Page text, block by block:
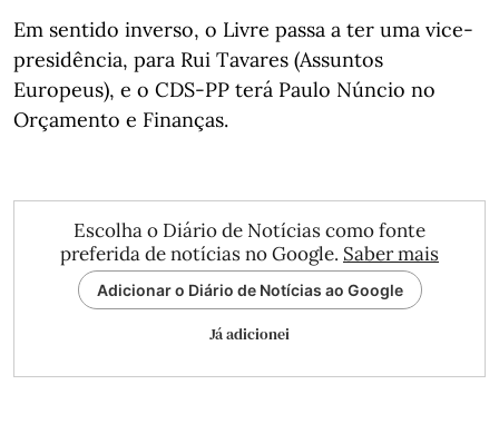
Em sentido inverso, o Livre passa a ter uma vice-
presidência, para Rui Tavares (Assuntos
Europeus), e o CDS-PP terá Paulo Núncio no
Orçamento e Finanças.
Escolha o Diário de Notícias como fonte
preferida de notícias no Google. Saber mais
Adicionar o Diário de Notícias ao Google
Já adicionei